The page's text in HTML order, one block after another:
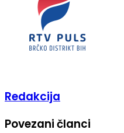
Redakcija
Povezani članci